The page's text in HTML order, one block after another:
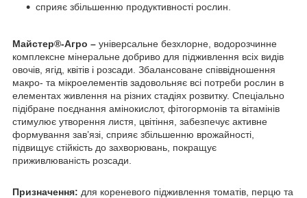
сприяє збільшенню продуктивності рослин.
Майстер®-Агро – універсальне безхлорне, водорозчинне
комплексне мінеральне добриво для підживлення всіх видів
овочів, ягід, квітів і розсади. Збалансоване співвідношення
макро- та мікроелементів задовольняє всі потреби рослин в
елементах живлення на різних стадіях розвитку. Спеціально
підібране поєднання амінокислот, фітогормонів та вітамінів
стимулює утворення листя, цвітіння, забезпечує активне
формування зав’язі, сприяє збільшенню врожайності,
підвищує стійкість до захворювань, покращує
приживлюваність розсади.
Призначення: для кореневого підживлення томатів, перцю та